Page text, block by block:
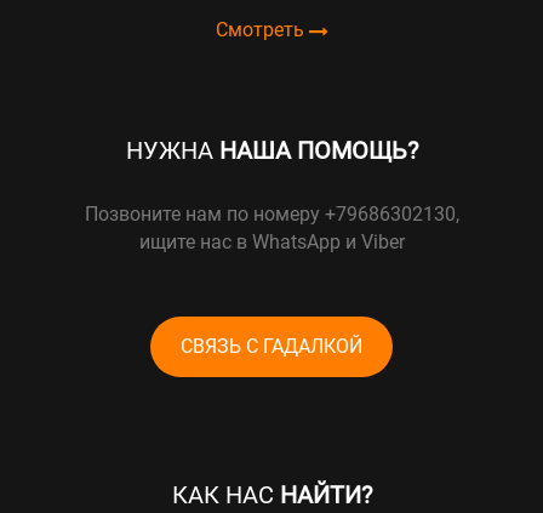
Смотреть
НУЖНА НАША ПОМОЩЬ?
Позвоните нам по номеру +79686302130,
ищите нас в WhatsApp и Viber
СВЯЗЬ С ГАДАЛКОЙ
КАК НАС НАЙТИ?